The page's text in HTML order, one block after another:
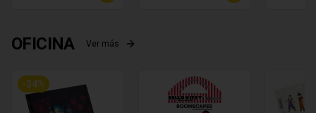
OFICINA Ver más
-34%